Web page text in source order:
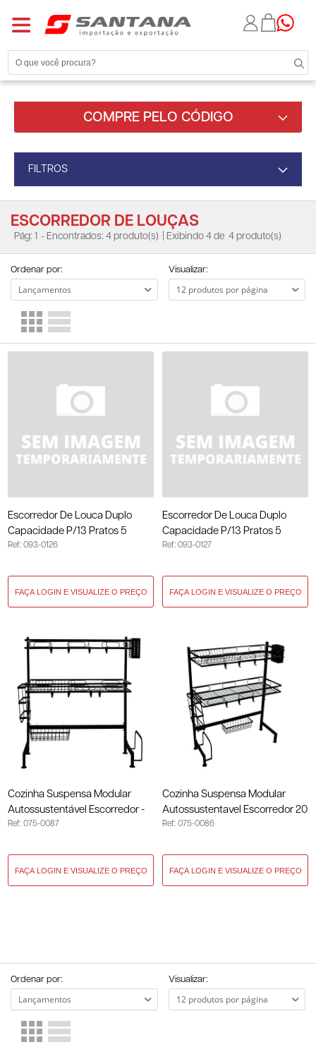
COMPRE PELO CÓDIGO
FILTROS
ESCORREDOR DE LOUÇAS
Pág: 1 - Encontrados: 4 produto(s) | Exibindo 4 de 4 produto(s)
Ordenar por: Visualizar:
Escorredor De Louca Duplo
Capacidade P/13 Pratos 5
Copos - Preto 093-0126
Ref: 093-0126
Escorredor De Louca Duplo
Capacidade P/13 Pratos 5
Copos - Cromado 093-0127
Ref: 093-0127
Cozinha Suspensa Modular
Autossustentável Escorredor -
55x28x82cm 075-0087
Ref: 075-0087
Cozinha Suspensa Modular
Autossustentavel Escorredor 20
Peças 65x28x82cm 075-0086
Ref: 075-0086
Ordenar por: Visualizar: